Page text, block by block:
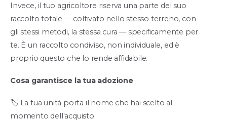
Invece, il tuo agricoltore riserva una parte del suo
raccolto totale — coltivato nello stesso terreno, con
gli stessi metodi, la stessa cura — specificamente per
te. È un raccolto condiviso, non individuale, ed è
proprio questo che lo rende affidabile.
Cosa garantisce la tua adozione
🏷️ La tua unità porta il nome che hai scelto al
momento dell'acquisto